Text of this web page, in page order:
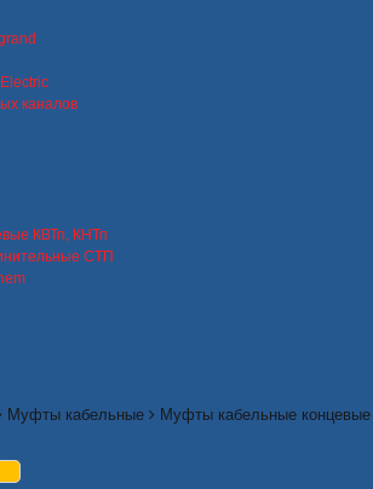
каналов
КВТп, КНТп
СТП
Муфты кабельные Муфты кабельные концевые